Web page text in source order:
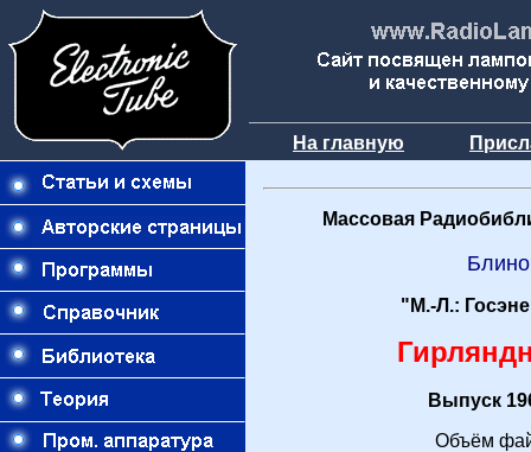
На главную
Массовая
"М.-Л.:
Выпуск
Объём